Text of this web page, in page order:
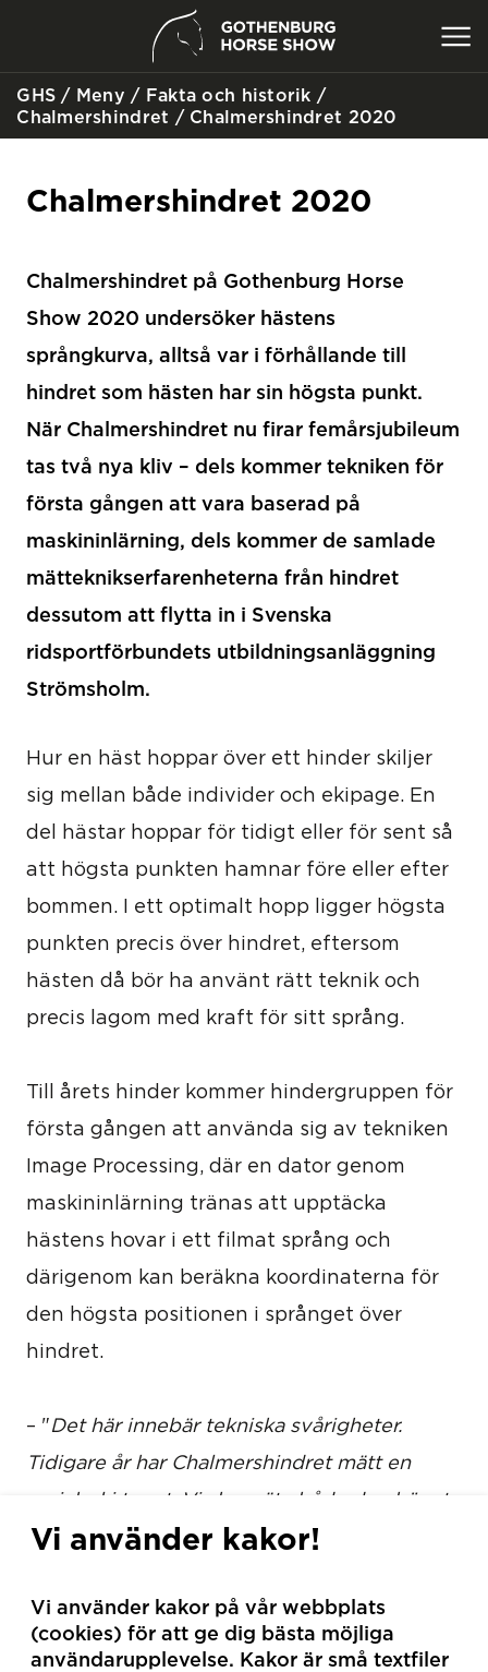
SÖK
GHS /Meny /Fakta och historik /
Chalmershindret /Chalmershindret 2020
Chalmershindret 2020
Chalmershindret på Gothenburg Horse
Show 2020 undersöker hästens
språngkurva, alltså var i förhållande till
hindret som hästen har sin högsta punkt.
När Chalmershindret nu firar femårsjubileum
tas två nya kliv – dels kommer tekniken för
första gången att vara baserad på
maskininlärning, dels kommer de samlade
mätteknikserfarenheterna från hindret
dessutom att flytta in i Svenska
ridsportförbundets utbildningsanläggning
Strömsholm.
Hur en häst hoppar över ett hinder skiljer
sig mellan både individer och ekipage. En
del hästar hoppar för tidigt eller för sent så
att högsta punkten hamnar före eller efter
bommen. I ett optimalt hopp ligger högsta
punkten precis över hindret, eftersom
hästen då bör ha använt rätt teknik och
precis lagom med kraft för sitt språng.
Till årets hinder kommer hindergruppen för
första gången att använda sig av tekniken
Image Processing, där en dator genom
maskininlärning tränas att upptäcka
hästens hovar i ett filmat språng och
därigenom kan beräkna koordinaterna för
den högsta positionen i språnget över
hindret.
– "Det här innebär tekniska svårigheter.
Tidigare år har Chalmershindret mätt en
variabel i taget. Vi ska mäta både den högsta
punkten i ett vertikalt led från marken, och
horisontellt led", säger Anna Skötte som är
student och projektledare för
Vi använder kakor!
Vi använder kakor på vår webbplats
(cookies) för att ge dig bästa möjliga
användarupplevelse. Kakor är små textfiler